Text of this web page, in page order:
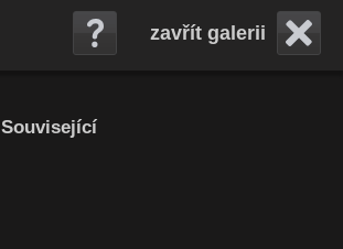
zavřít galerii
Související